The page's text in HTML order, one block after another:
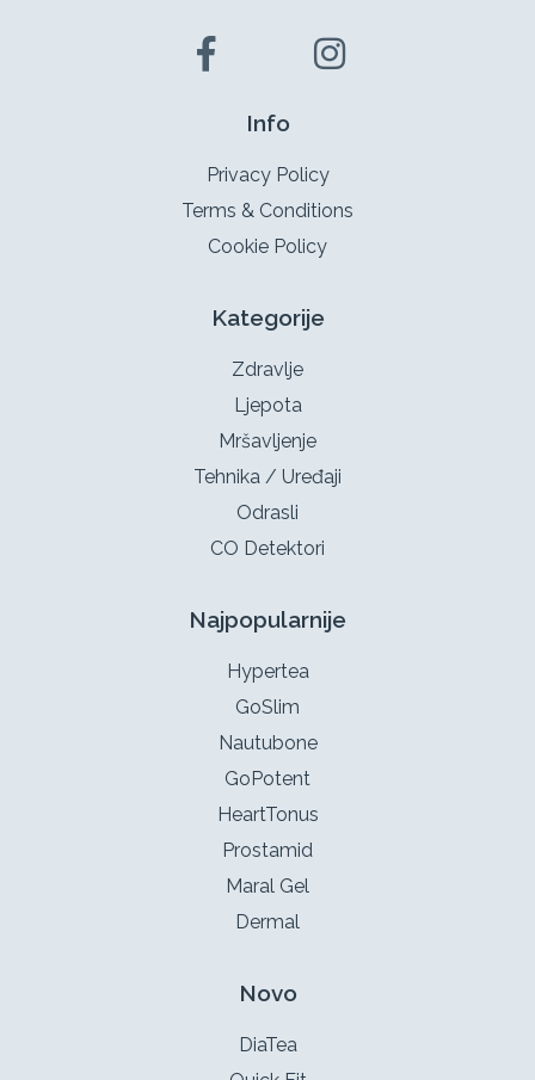
Info
Privacy Policy
Terms & Conditions
Cookie Policy
Kategorije
Zdravlje
Ljepota
Mršavljenje
Tehnika / Uređaji
Odrasli
CO Detektori
Najpopularnije
Hypertea
GoSlim
Nautubone
GoPotent
HeartTonus
Prostamid
Maral Gel
Dermal
Novo
DiaTea